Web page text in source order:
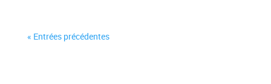
« Entrées précédentes